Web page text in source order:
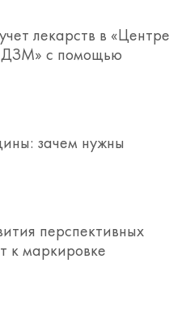
лекарств в «Центре
ДЗМ» с помощью
зачем нужны
перспективных
к маркировке